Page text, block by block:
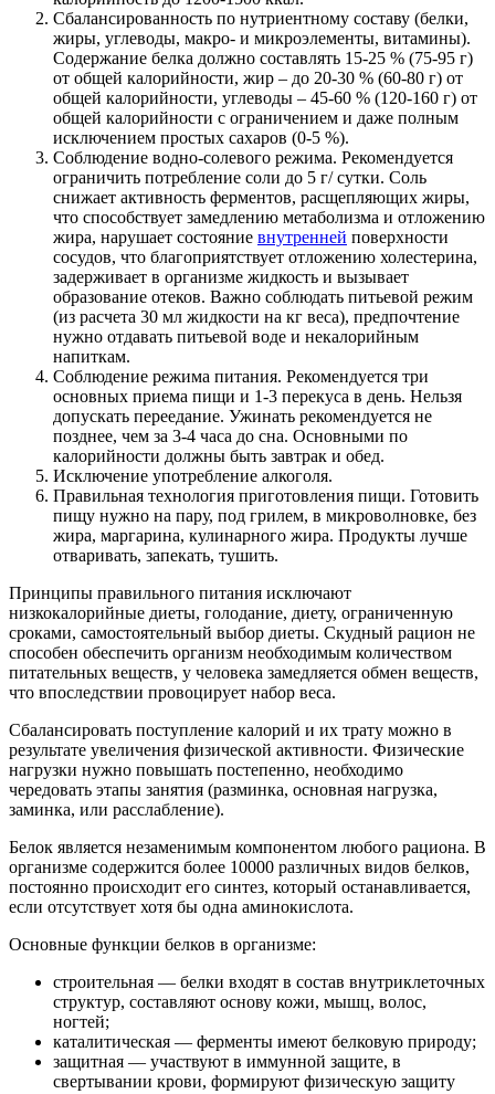
Сбалансированность по нутриентному составу (белки,
жиры, углеводы, макро- и микроэлементы, витамины).
Содержание белка должно составлять 15-25 % (75-95 г)
от общей калорийности, жир – до 20-30 % (60-80 г) от
общей калорийности, углеводы – 45-60 % (120-160 г) от
общей калорийности с ограничением и даже полным
исключением простых сахаров (0-5 %).
Соблюдение водно-солевого режима. Рекомендуется
ограничить потребление соли до 5 г/ сутки. Соль
снижает активность ферментов, расщепляющих жиры,
что способствует замедлению метаболизма и отложению
жира, нарушает состояние внутренней поверхности
сосудов, что благоприятствует отложению холестерина,
задерживает в организме жидкость и вызывает
образование отеков. Важно соблюдать питьевой режим
(из расчета 30 мл жидкости на кг веса), предпочтение
нужно отдавать питьевой воде и некалорийным
напиткам.
Соблюдение режима питания. Рекомендуется три
основных приема пищи и 1-3 перекуса в день. Нельзя
допускать переедание. Ужинать рекомендуется не
позднее, чем за 3-4 часа до сна. Основными по
калорийности должны быть завтрак и обед.
Исключение употребление алкоголя.
Правильная технология приготовления пищи. Готовить
пищу нужно на пару, под грилем, в микроволновке, без
жира, маргарина, кулинарного жира. Продукты лучше
отваривать, запекать, тушить.
Принципы правильного питания исключают
низкокалорийные диеты, голодание, диету, ограниченную
сроками, самостоятельный выбор диеты. Скудный рацион не
способен обеспечить организм необходимым количеством
питательных веществ, у человека замедляется обмен веществ,
что впоследствии провоцирует набор веса.
Сбалансировать поступление калорий и их трату можно в
результате увеличения физической активности. Физические
нагрузки нужно повышать постепенно, необходимо
чередовать этапы занятия (разминка, основная нагрузка,
заминка, или расслабление).
Белок является незаменимым компонентом любого рациона. В
организме содержится более 10000 различных видов белков,
постоянно происходит его синтез, который останавливается,
если отсутствует хотя бы одна аминокислота.
Основные функции белков в организме:
строительная — белки входят в состав внутриклеточных
структур, составляют основу кожи, мышц, волос,
ногтей;
каталитическая — ферменты имеют белковую природу;
защитная — участвуют в иммунной защите, в
свертывании крови, формируют физическую защиту